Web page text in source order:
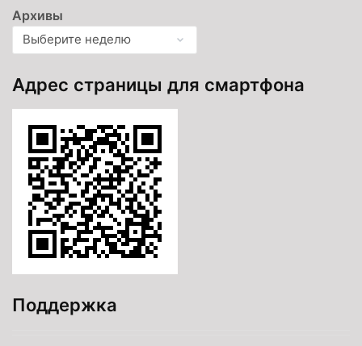
Архивы
Адрес страницы для смартфона
Поддержка